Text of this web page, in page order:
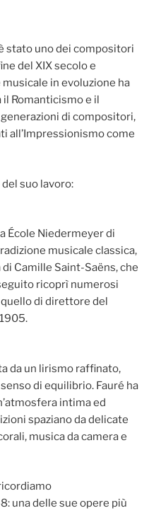
stato uno dei compositori
del XIX secolo e
musicale in evoluzione ha
Romanticismo e il
di compositori,
all’Impressionismo come
suo lavoro:
École Niedermeyer di
musicale classica,
Camille Saint-Saëns, che
ricoprì numerosi
di direttore del
da un lirismo raffinato,
di equilibrio. Fauré ha
intima ed
spaziano da delicate
musica da camera e
una delle sue opere più